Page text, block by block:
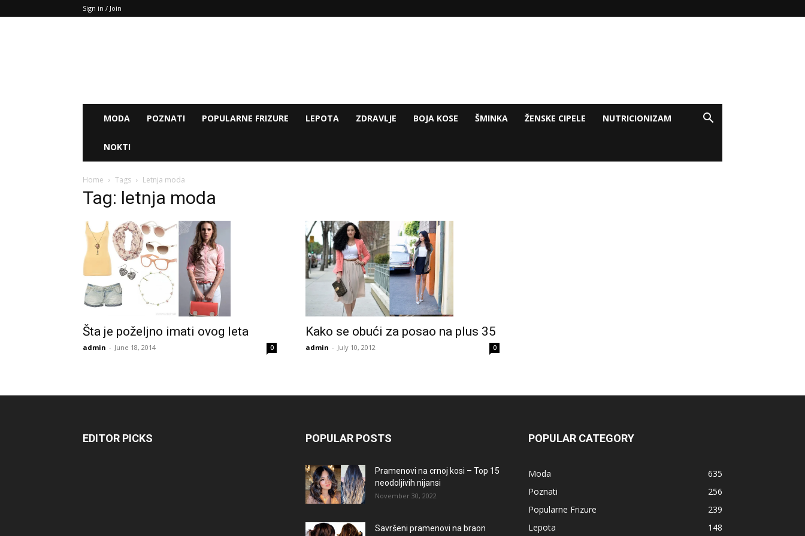
Sign in / Join
MODA POZNATI POPULARNE FRIZURE LEPOTA ZDRAVLJE BOJA KOSE ŠMINKA ŽENSKE CIPELE NUTRICIONIZAM
NOKTI
Home Tags Letnja moda
Tag: letnja moda
Šta je poželjno imati ovog leta
admin - June 18, 2014 0
Kako se obući za posao na plus 35
admin - July 10, 2012 0
EDITOR PICKS POPULAR POSTS
Pramenovi na crnoj kosi – Top 15
neodoljivih nijansi
November 30, 2022
Savršeni pramenovi na braon
POPULAR CATEGORY
Moda
635
Poznati
256
Popularne Frizure
239
Lepota
148